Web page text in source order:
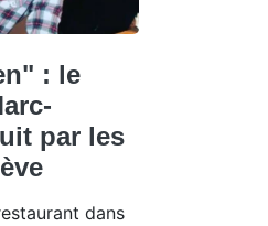
: le
par les
dans